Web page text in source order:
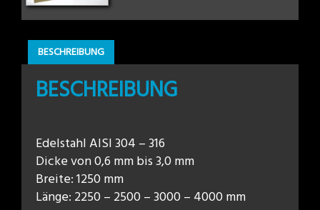
BESCHREIBUNG
BESCHREIBUNG
Edelstahl AISI 304 – 316
Dicke von 0,6 mm bis 3,0 mm
Breite: 1250 mm
Länge: 2250 – 2500 – 3000 – 4000 mm